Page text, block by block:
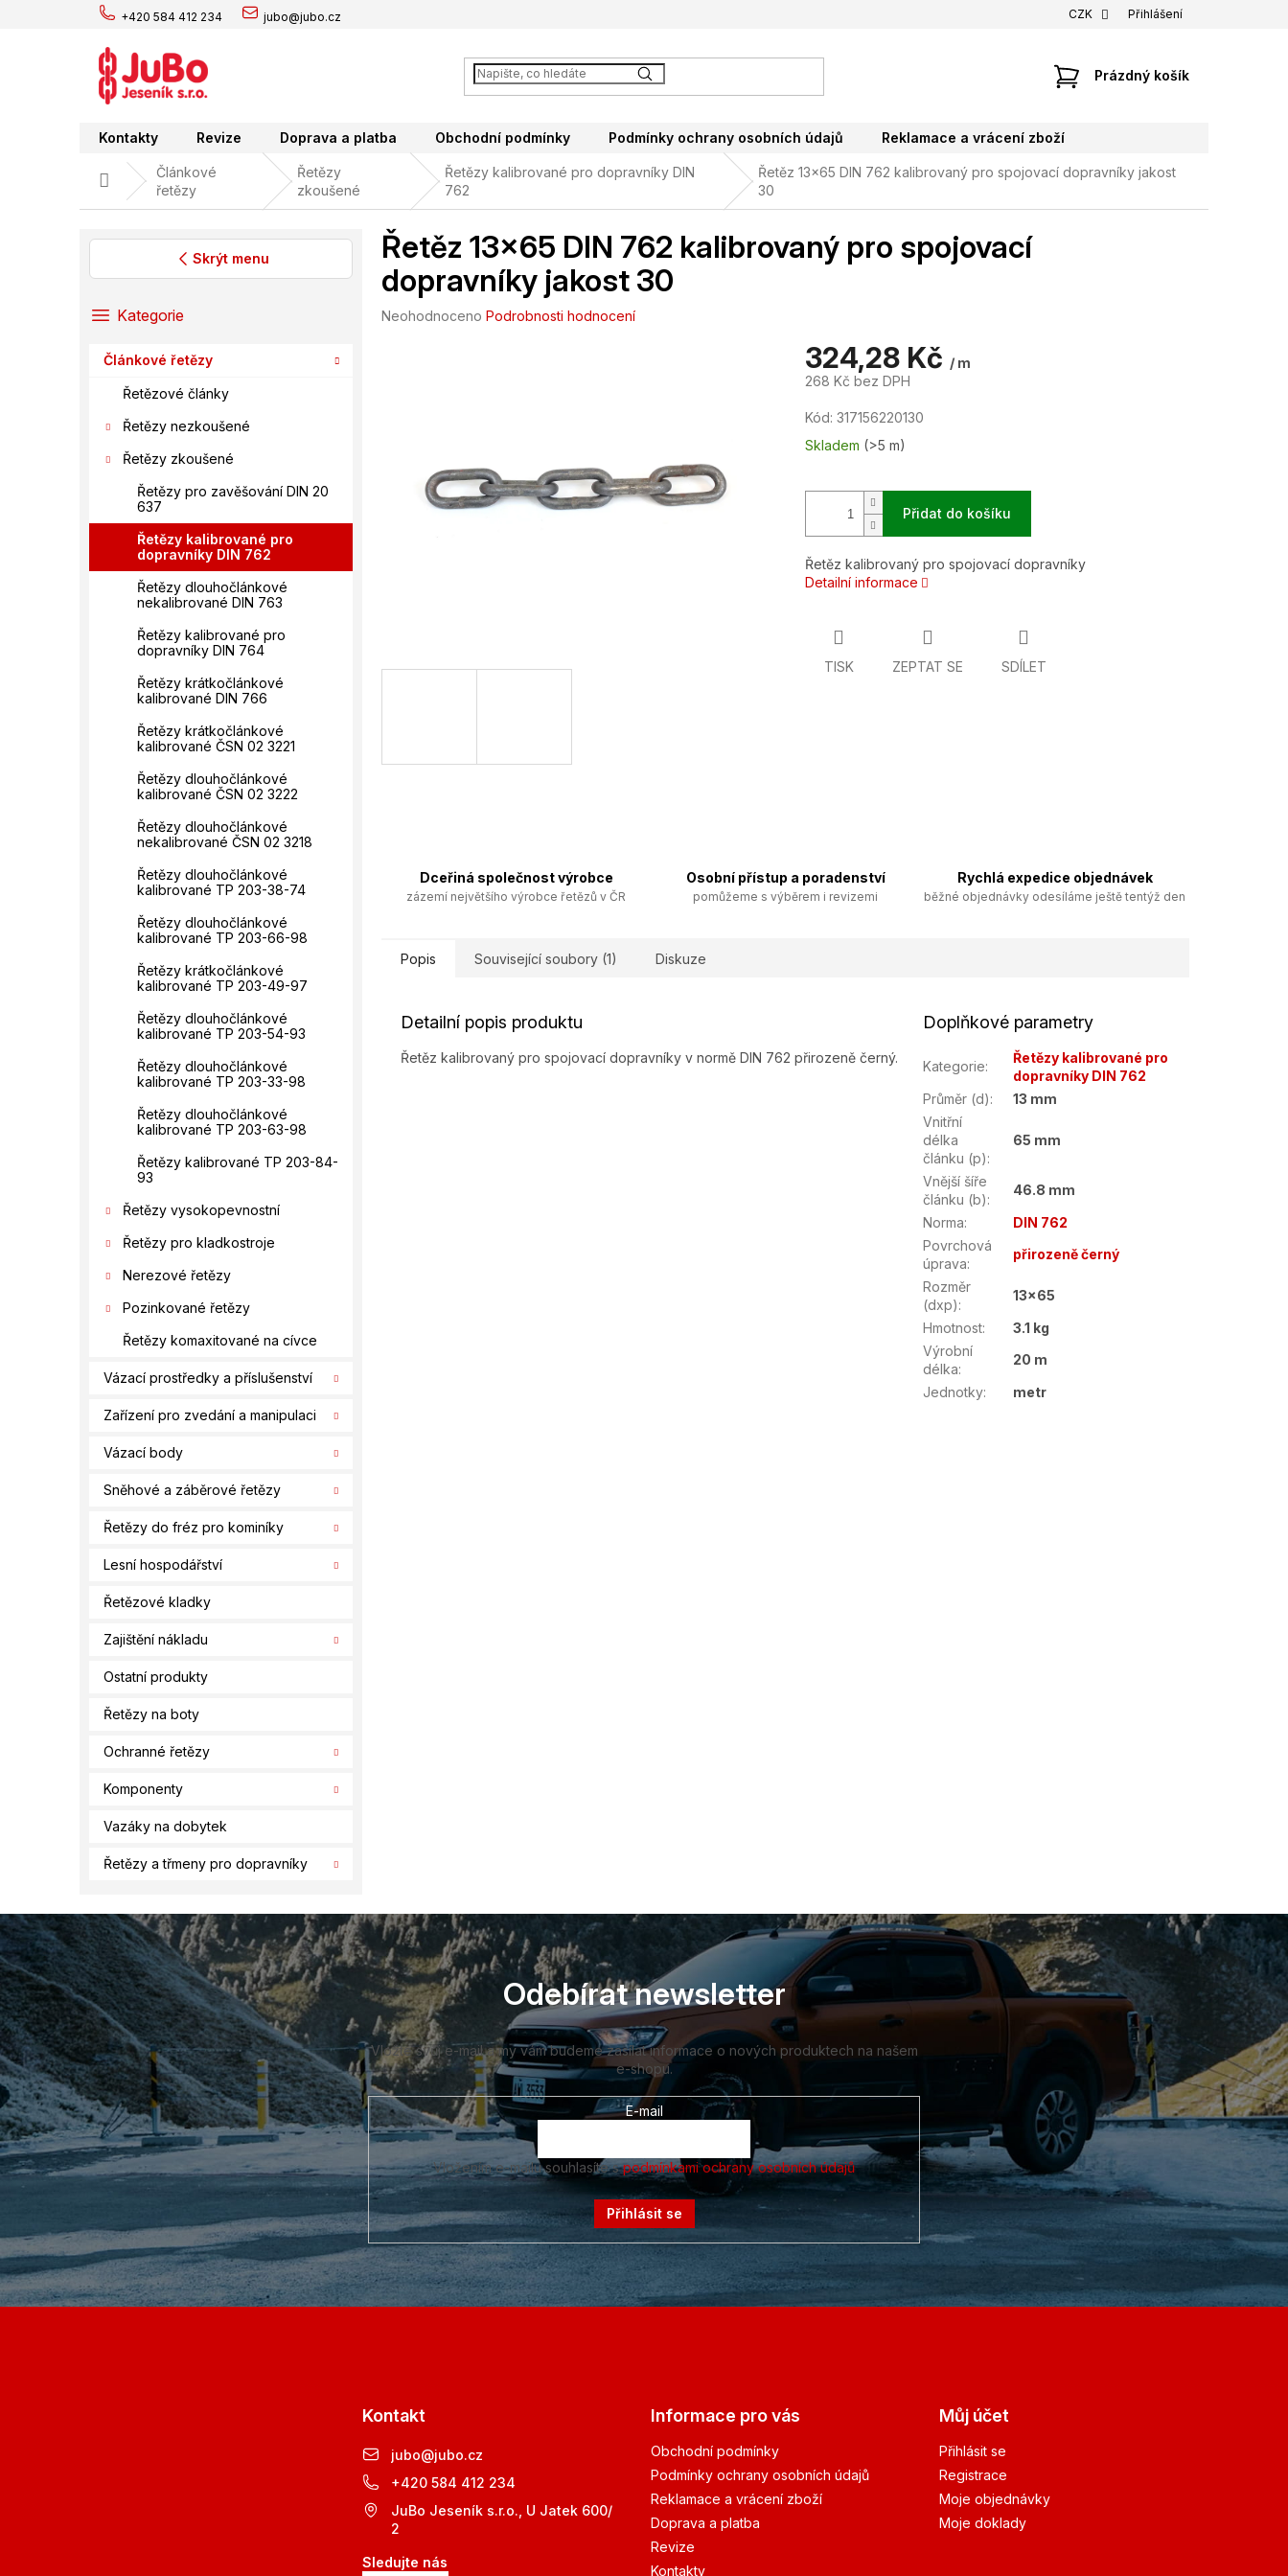
+420 584 412 234 jubo@jubo.cz CZK Přihlášení
NÁKUPNÍ
Prázdný košík
Kontakty Revize Doprava a platba Obchodní podmínky Podmínky ochrany osobních údajů Reklamace a vrácení zboží
Domů
Článkové
řetězy
Řetězy
zkoušené
Řetězy kalibrované pro dopravníky DIN
762
Řetěz 13x65 DIN 762 kalibrovaný pro spojovací dopravníky jakost
30
Skrýt menu
PřeskočitKategorie
Článkové řetězy
Řetězové články
Řetězy nezkoušené
Řetězy zkoušené
Řetězy pro zavěšování DIN 20
637
Řetězy kalibrované pro
dopravníky DIN 762
Řetězy dlouhočlánkové
nekalibrované DIN 763
Řetězy kalibrované pro
dopravníky DIN 764
Řetězy krátkočlánkové
kalibrované DIN 766
Řetězy krátkočlánkové
kalibrované ČSN 02 3221
Řetězy dlouhočlánkové
kalibrované ČSN 02 3222
Řetězy dlouhočlánkové
nekalibrované ČSN 02 3218
Řetězy dlouhočlánkové
kalibrované TP 203-38-74
Řetězy dlouhočlánkové
kalibrované TP 203-66-98
Řetězy krátkočlánkové
kalibrované TP 203-49-97
Řetězy dlouhočlánkové
kalibrované TP 203-54-93
Řetězy dlouhočlánkové
kalibrované TP 203-33-98
Řetězy dlouhočlánkové
kalibrované TP 203-63-98
Řetězy kalibrované TP 203-84-
93
Řetězy vysokopevnostní
Řetězy pro kladkostroje
Nerezové řetězy
Pozinkované řetězy
Řetězy komaxitované na cívce
Vázací prostředky a příslušenství
Zařízení pro zvedání a manipulaci
Vázací body
Sněhové a záběrové řetězy
Řetězy do fréz pro kominíky
Lesní hospodářství
Řetězové kladky
Zajištění nákladu
Ostatní produkty
Řetězy na boty
Ochranné řetězy
Komponenty
Vazáky na dobytek
Řetězy a třmeny pro dopravníky
Řetěz 13x65 DIN 762 kalibrovaný pro spojovací
dopravníky jakost 30
Průměrné
Neohodnoceno Podrobnosti hodnocení
324,28 Kč / m
268 Kč bez DPH
Měrná
cena:
Kód: 317156220130
Skladem (>5 m)
Přidat do košíku
Řetěz kalibrovaný pro spojovací dopravníky
Detailní informace
TISK ZEPTAT SE SDÍLET
Dceřiná společnost výrobce
zázemí největšího výrobce řetězů v ČR
Osobní přístup a poradenství
pomůžeme s výběrem i revizemi
Rychlá expedice objednávek
běžné objednávky odesíláme ještě tentýž den
Popis Související soubory (1) Diskuze
Detailní popis produktu
Řetěz kalibrovaný pro spojovací dopravníky v normě DIN 762 přirozeně černý.
Doplňkové parametry
Kategorie:
Řetězy kalibrované pro
dopravníky DIN 762
Průměr (d):
13 mm
Vnitřní
délka
článku (p):
65 mm
Vnější šíře
článku (b):
46.8 mm
Norma:
DIN 762
Povrchová
úprava:
přirozeně černý
Rozměr
(dxp):
13x65
Hmotnost:
3.1 kg
Výrobní
délka:
20 m
Jednotky: metr
Z
á
p
a
t
í
Odebírat newsletter
Vložte svůj e-mail a my vám budeme zasílat informace o nových produktech na našem
e-shopu.
E-mail
Vložením e-mailu souhlasíte spodmínkami ochrany osobních údajů
Přihlásit se
Kontakt
jubo@jubo.cz
+420 584 412 234
JuBo Jeseník s.r.o., U Jatek 600/
2
Sledujte nás
Informace pro vás
Obchodní podmínky
Podmínky ochrany osobních údajů
Reklamace a vrácení zboží
Doprava a platba
Revize
Kontakty
Můj účet
Přihlásit se
Registrace
Moje objednávky
Moje doklady